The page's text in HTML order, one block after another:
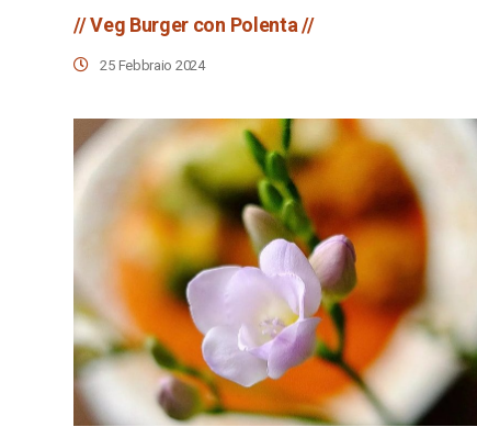
// Veg Burger con Polenta //
25 Febbraio 2024